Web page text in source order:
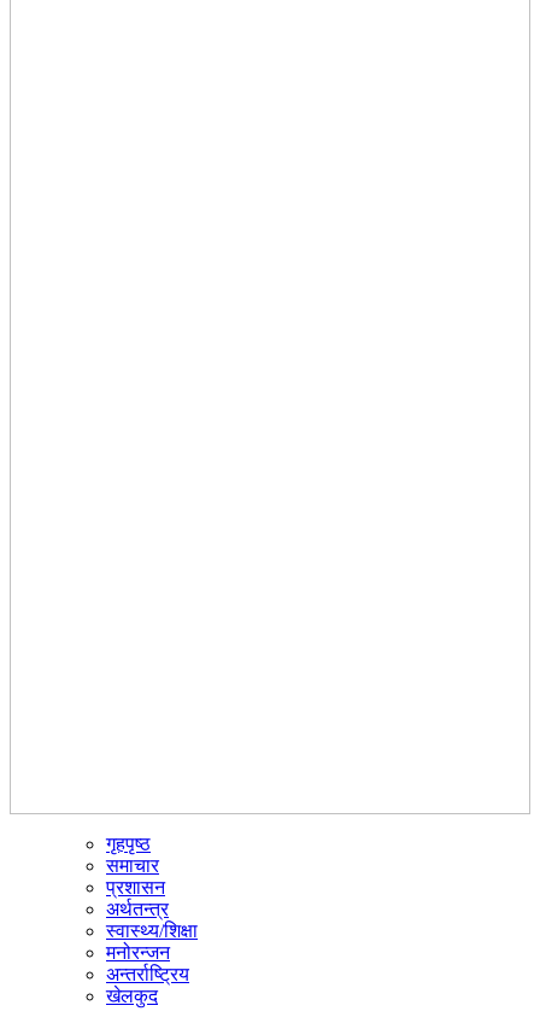
गृहपृष्ठ
समाचार
प्रशासन
अर्थतन्त्र
स्वास्थ्य/शिक्षा
मनोरन्जन
अन्तर्राष्ट्रिय
खेलकुद